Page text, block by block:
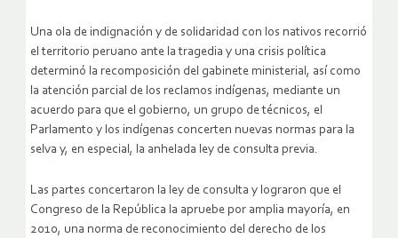
Una ola de indignación y de solidaridad con los nativos recorrió
el territorio peruano ante la tragedia y una crisis política
determinó la recomposición del gabinete ministerial, así como
la atención parcial de los reclamos indígenas, mediante un
acuerdo para que el gobierno, un grupo de técnicos, el
Parlamento y los indígenas concerten nuevas normas para la
selva y, en especial, la anhelada ley de consulta previa.
Las partes concertaron la ley de consulta y lograron que el
Congreso de la República la apruebe por amplia mayoría, en
2010, una norma de reconocimiento del derecho de los